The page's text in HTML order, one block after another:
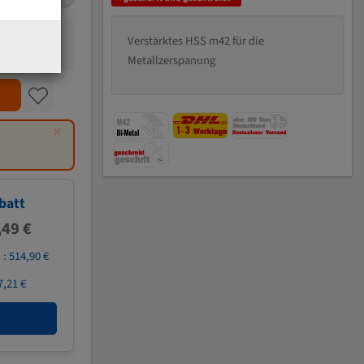
×
€
:514,90 €
€
Verstärktes HSS m42 für die
Metallzerspanung